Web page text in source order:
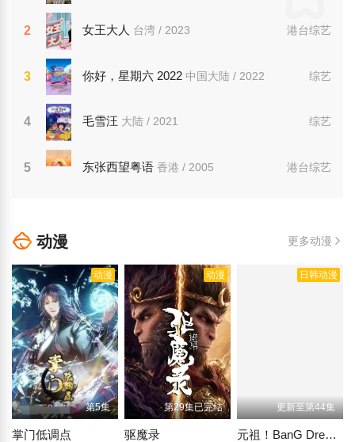
2 港台综艺
女王大人 台湾 / 2023
3 综艺
你好，星期六 2022 中国大陆 / 2022
4 综艺
毛雪汪 大陆 / 2021
5 港台综艺
东张西望粤语 香港 / 2005
动漫 更多动漫
动漫
第5集
掌门低调点
动漫
第29集已完结
驱魔录
日韩动漫
更新至第44集
元祖！BanG Dream酱